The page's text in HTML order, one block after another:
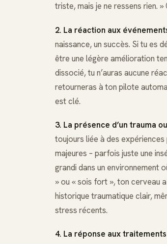
triste, mais je ne ressens rien.
2. La réaction aux
naissance, un succès. Si tu es
être une légère amélioration
dissocié, tu n’auras aucune
retourneras à ton pilote
est clé.
3. La présence d’un trauma
toujours liée à des
majeures – parfois juste une
grandi dans un environnement
» ou « sois fort », ton cerveau
historique traumatique clair,
stress récents.
4. La réponse aux traitements